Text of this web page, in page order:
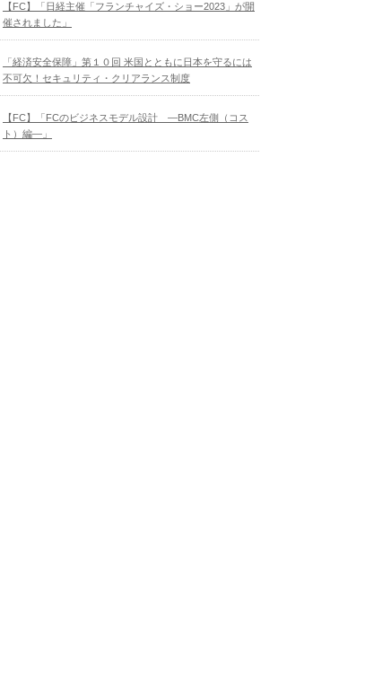
【FC】「日経主催「フランチャイズ・ショー2023」が開
催されました」
「経済安全保障」第１０回 米国とともに日本を守るには
不可欠！セキュリティ・クリアランス制度
【FC】「FCのビジネスモデル設計 ―BMC左側（コス
ト）編―」